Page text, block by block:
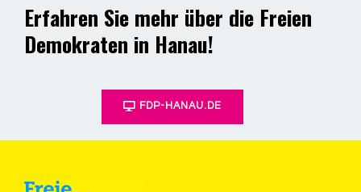
Erfahren Sie mehr über die Freien
Demokraten in Hanau!
FDP-HANAU.DE